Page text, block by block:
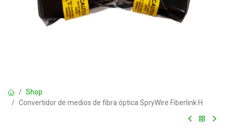
Shop
Convertidor de medios de fibra óptica SpryWire Fiberlink H